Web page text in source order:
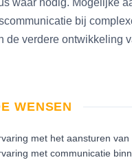
waar nodig. Mogelijke
bij
de verdere ontwikkeling
WENSEN
met het aansturen
met communicatie